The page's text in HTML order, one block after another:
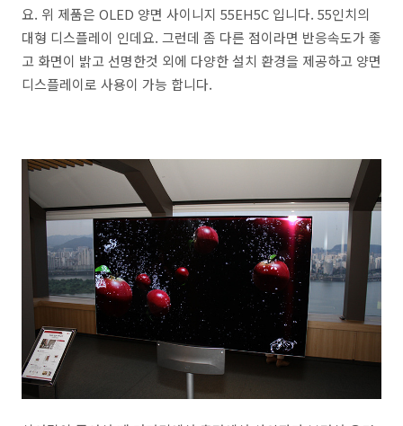
요. 위 제품은 OLED 양면 사이니지 55EH5C 입니다. 55인치의
대형 디스플레이 인데요. 그런데 좀 다른 점이라면 반응속도가 좋
고 화면이 밝고 선명한것 외에 다양한 설치 환경을 제공하고 양면
디스플레이로 사용이 가능 합니다.